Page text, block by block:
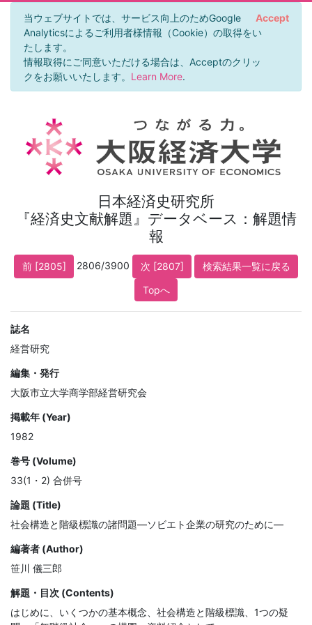
当ウェブサイトでは、サービス向上のためGoogle
Analyticsによるご利用者様情報（Cookie）の取得をい
たします。
情報取得にご同意いただける場合は、Acceptのクリッ
クをお願いいたします。 Learn More.
Accept
日本経済史研究所
『経済史文献解題』データベース：解題情
報
前 [2805] 2806/3900 次 [2807]
検索結果一覧に戻る
Topへ
誌名
経営研究
編集・発行
大阪市立大学商学部経営研究会
掲載年 (Year)
1982
巻号 (Volume)
33(1・2) 合併号
論題 (Title)
社会構造と階級標識の諸問題—ソビエト企業の研究のために—
編著者 (Author)
笹川 儀三郎
解題・目次 (Contents)
はじめに、いくつかの基本概念、社会構造と階級標識、1つの疑